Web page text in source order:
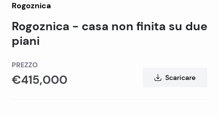
Rogoznica
Rogoznica - casa non finita su due
piani
PREZZO
€415,000 Scaricare